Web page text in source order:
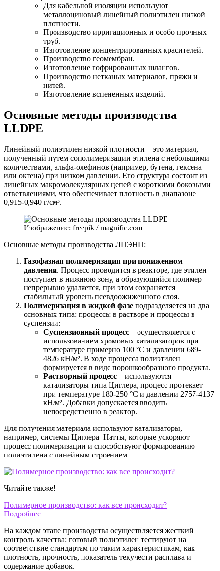
Для кабельной изоляции используют
металлоциновый линейный полиэтилен низкой
плотности.
Производство ирригационных и особо прочных
труб.
Изготовление концентрированных красителей.
Производство геомембран.
Изготовление гофрированных шлангов.
Производство нетканых материалов, пряжи и
нитей.
Изготовление вспененных изделий.
Основные методы производства
LLDPE
Линейный полиэтилен низкой плотности – это материал,
полученный путем сополимеризации этилена с небольшими
количествами, альфа-олефинов (например, бутена, гексена
или октена) при низком давлении. Его структура состоит из
линейных макромолекулярных цепей с короткими боковыми
ответвлениями, что обеспечивает плотность в диапазоне
0,915-0,940 г/см³.
Изображение: freepik / magnific.com
Основные методы производства ЛПЭНП:
Газофазная полимеризация при пониженном
давлении. Процесс проводится в реакторе, где этилен
поступает в нижнюю зону, а образующийся полимер
непрерывно удаляется, при этом сохраняется
стабильный уровень псевдоожиженного слоя.
Полимеризация в жидкой фазе подразделяется на два
основных типа: процессы в растворе и процессы в
суспензии:
Суспензионный процесс – осуществляется с
использованием хромовых катализаторов при
температуре примерно 100 °C и давлении 689-
4826 кН/м². В ходе процесса полиэтилен
формируется в виде порошкообразного продукта.
Растворный процесс – используются
катализаторы типа Циглера, процесс протекает
при температуре 180-250 °C и давлении 2757-4137
кН/м². Добавки допускается вводить
непосредственно в реактор.
Для получения материала используют катализаторы,
например, системы Циглера–Натты, которые ускоряют
процесс полимеризации и способствуют формированию
полиэтилена с линейным строением.
Читайте также!
Полимерное производство: как все происходит?
Подробнее
На каждом этапе производства осуществляется жесткий
контроль качества: готовый полиэтилен тестируют на
соответствие стандартам по таким характеристикам, как
плотность, прочность, показатель текучести расплава и
содержание добавок.